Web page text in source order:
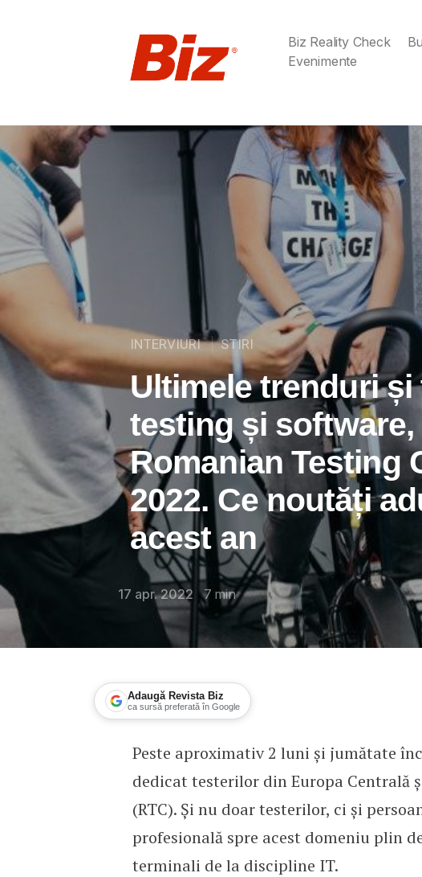
Biz Reality Check
Evenimente
INTERVIURI STIRI
Ultimele trenduri
testing și software,
Romanian Testing
2022. Ce noutăți
acest an
17 apr. 2022 7 min
Adaugă Revista Biz
ca sursă preferată în Google
Ultimele trenduri și
Peste aproximativ 2 luni și jumătate
dedicat testerilor din Europa Centrală
(RTC). Și nu doar testerilor, ci și
profesională spre acest domeniu plin
terminali de la discipline IT.